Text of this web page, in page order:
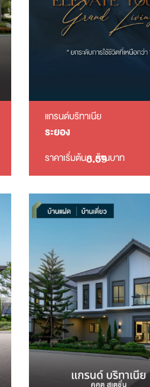
แกรนด์บริทาเนีย
ระยอง
ราคาเริ่มต้น8.59
ล้านบาท